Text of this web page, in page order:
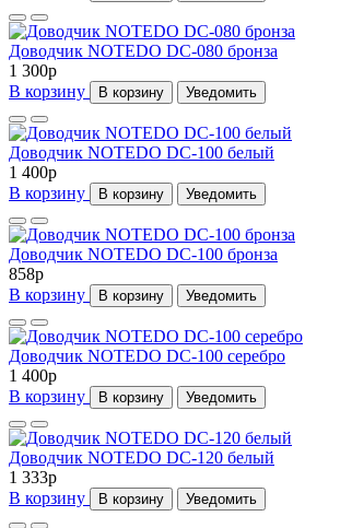
Доводчик NOTEDO DC-080 бронза
1 300p
В корзину
В корзину Уведомить
Доводчик NOTEDO DC-100 белый
1 400p
В корзину
В корзину Уведомить
Доводчик NOTEDO DC-100 бронза
858p
В корзину
В корзину Уведомить
Доводчик NOTEDO DC-100 серебро
1 400p
В корзину
В корзину Уведомить
Доводчик NOTEDO DC-120 белый
1 333p
В корзину
В корзину Уведомить